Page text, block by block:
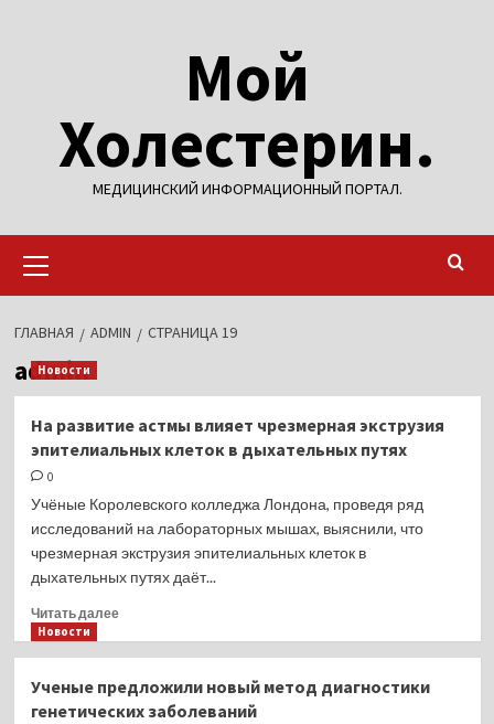
Мой
Холестерин.
МЕДИЦИНСКИЙ ИНФОРМАЦИОННЫЙ ПОРТАЛ.
меню
ГЛАВНАЯ ADMIN СТРАНИЦА 19
admin
Новости
На развитие астмы влияет чрезмерная экструзия
эпителиальных клеток в дыхательных путях
0
Учёные Королевского колледжа Лондона, проведя ряд
исследований на лабораторных мышах, выяснили, что
чрезмерная экструзия эпителиальных клеток в
дыхательных путях даёт...
Читать далееПрочитать
астмы
влияет
Новости
Ученые предложили новый метод диагностики
генетических заболеваний